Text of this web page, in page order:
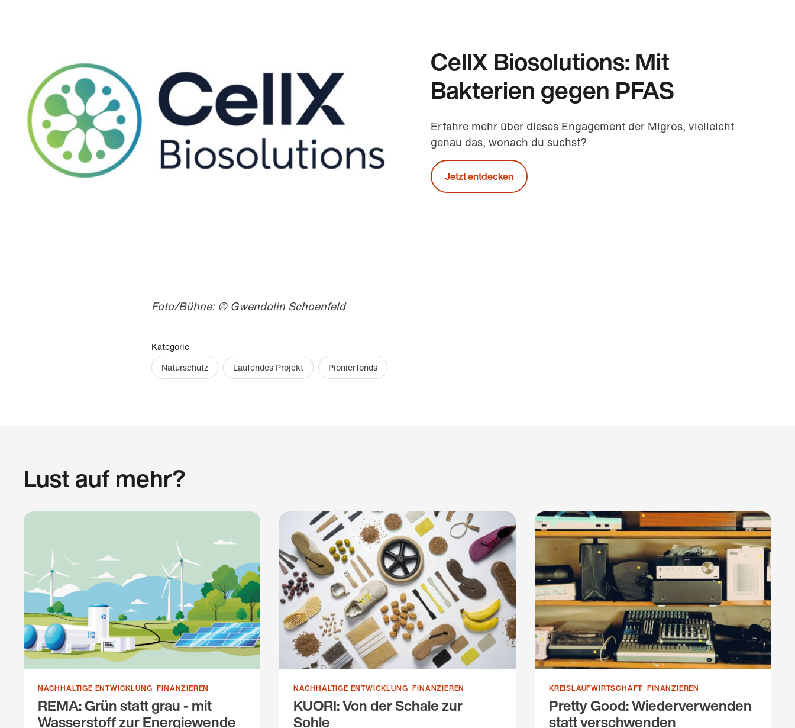
CellX Biosolutions: Mit
Bakterien gegen PFAS
Erfahre mehr über dieses Engagement der Migros, vielleicht
genau das, wonach du suchst?
Jetzt entdecken
Foto/Bühne: © Gwendolin Schoenfeld
Kategorie
Naturschutz
Laufendes Projekt Pionierfonds
Lust auf mehr?
NACHHALTIGE ENTWICKLUNG FINANZIEREN
REMA: Grün statt grau - mit
Wasserstoff zur Energiewende
NACHHALTIGE ENTWICKLUNG FINANZIEREN
KUORI: Von der Schale zur
Sohle
KREISLAUFWIRTSCHAFT FINANZIEREN
Pretty Good: Wiederverwenden
statt verschwenden